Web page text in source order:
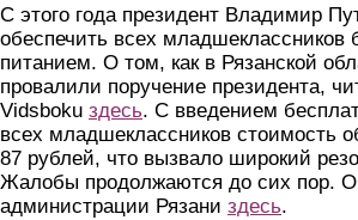
С этого года президент Владимир
обеспечить всех младшеклассников
питанием. О том, как в Рязанской
провалили поручение президента,
Vidsboku здесь. С введением
всех младшеклассников стоимость
87 рублей, что вызвало широкий
Жалобы продолжаются до сих пор.
администрации Рязани здесь.